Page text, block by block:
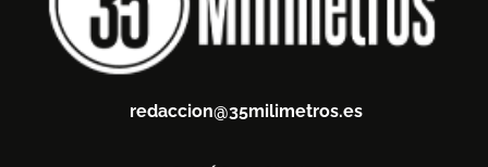
redaccion@35milimetros.es